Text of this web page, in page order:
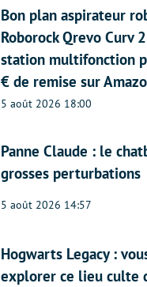
Bon plan aspirateur
Roborock Qrevo Curv
station multifonction
€ de remise sur
5 août 2026 18:00
Panne Claude : le
grosses perturbations
5 août 2026 14:57
Hogwarts Legacy :
explorer ce lieu culte